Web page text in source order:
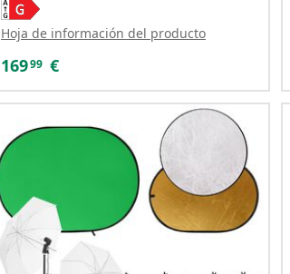
Hoja de información del producto
16999 €